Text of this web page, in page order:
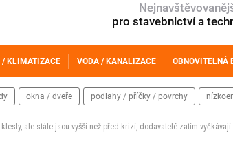
pro stavebnictví a
/ KLIMATIZACE VODA / KANALIZACE OBNOVITELNÁ
okna / dveře podlahy / příčky / povrchy
ale stále jsou vyšší než před krizí, dodavatelé zatím vyčkávají